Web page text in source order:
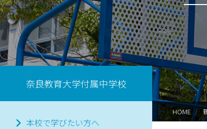
HOME
奈良教育大学付属中学校
本校で学びたい方へ